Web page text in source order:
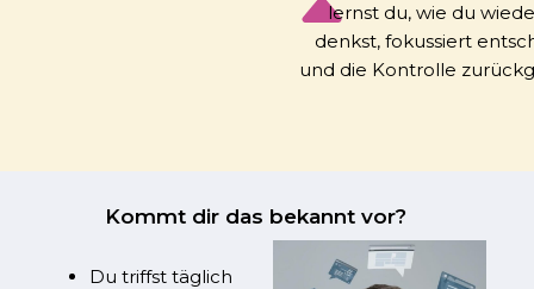
lernst du, wie du
denkst, fokussiert
und die Kontrolle
Kommt dir das bekannt vor?
Du triffst täglich